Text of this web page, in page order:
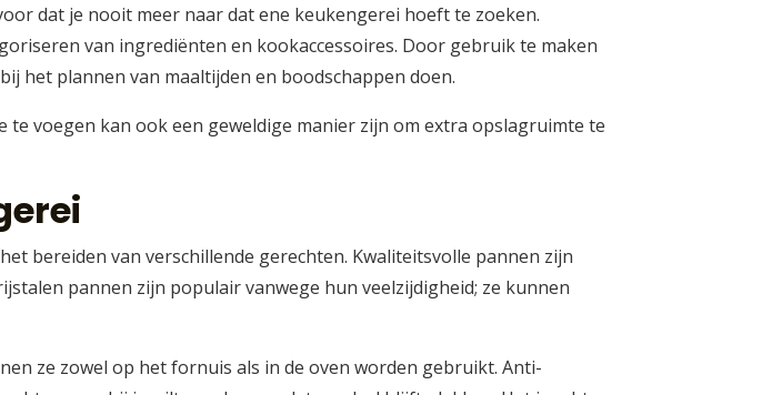
dat je nooit meer naar dat ene keukengerei hoeft te zoeken.
van ingrediënten en kookaccessoires. Door gebruik te maken
het plannen van maaltijden en boodschappen doen.
voegen kan ook een geweldige manier zijn om extra opslagruimte te
bereiden van verschillende gerechten. Kwaliteitsvolle pannen zijn
pannen zijn populair vanwege hun veelzijdigheid; ze kunnen
ze zowel op het fornuis als in de oven worden gebruikt. Anti-